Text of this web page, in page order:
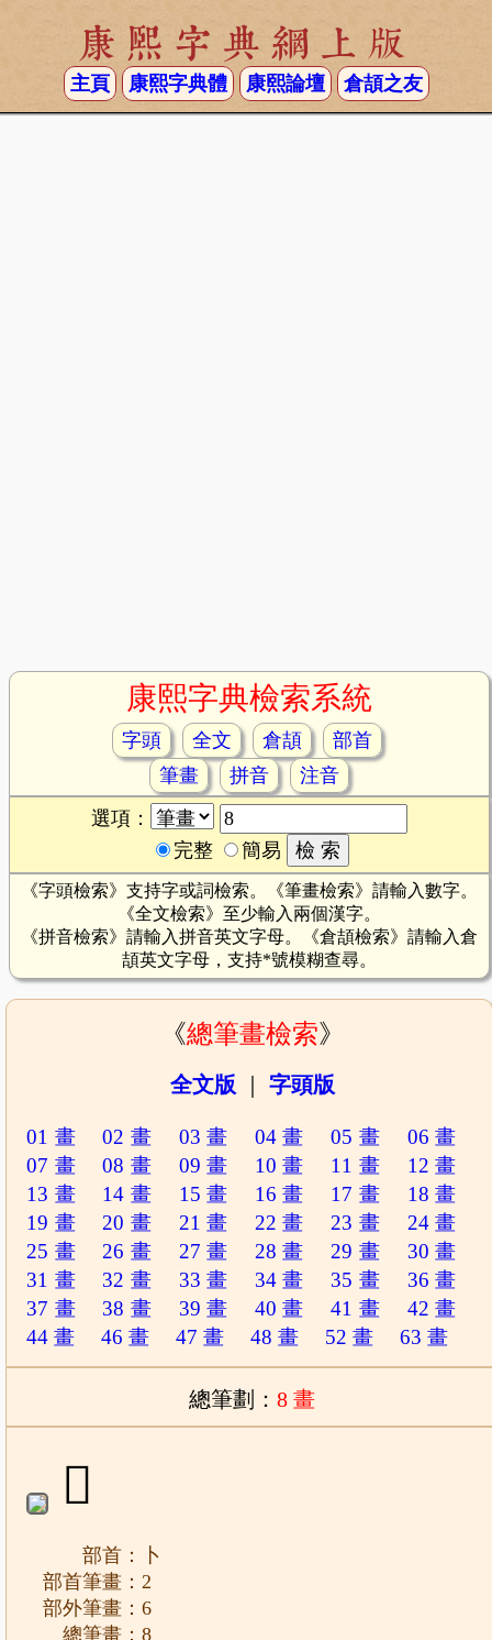
康熙字典網上版
主頁 康熙字典體 康熙論壇 倉頡之友
康熙字典檢索系統
字頭 全文 倉頡
部首
筆畫
拼音
注音
選項：
完整
簡易
《字頭檢索》支持字或詞檢索。《筆畫檢索》請輸入數字。
《全文檢索》至少輸入兩個漢字。
《拼音檢索》請輸入拼音英文字母。《倉頡檢索》請輸入倉
頡英文字母，支持*號模糊查尋。
《總筆畫檢索》
全文版 字頭版
01 畫 02 畫 03 畫 04 畫 05 畫
06 畫
07 畫
08 畫 09 畫 10 畫 11 畫
12 畫
13 畫
14 畫 15 畫 16 畫 17 畫
18 畫
19 畫
20 畫 21 畫 22 畫 23 畫
24 畫
25 畫
26 畫 27 畫 28 畫 29 畫
30 畫
31 畫
32 畫 33 畫 34 畫 35 畫
36 畫
37 畫
38 畫 39 畫 40 畫 41 畫
42 畫
44 畫
46 畫 47 畫 48 畫 52 畫 63 畫
總筆劃： 8 畫
𠧢
部首：卜
部首筆畫：2
部外筆畫：6
總筆畫：8